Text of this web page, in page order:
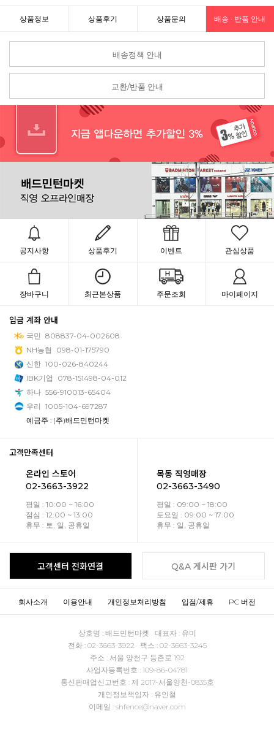
상품정보 상품후기 상품문의 배송 · 반품 안내
배송정책 안내
교환/반품 안내
공지사항 상품후기 이벤트 관심상품
장바구니 최근본상품 주문조회 마이페이지
입금 계좌 안내
국민 808837-04-002608
NH농협
098-01-175790
신한 100-026-840244
IBK기업
078-151498-04-012
하나 556-910013-65404
우리 1005-104-697287
예금주 : (주)배드민턴마켓
고객만족센터
온라인 스토어
02-3663-3922
평일 : 10:00 ~ 16:00
점심 : 12:00 ~ 13:00
휴무 : 토, 일, 공휴일
목동 직영매장
02-3663-3490
평일 : 09:00 ~ 18:00
토요일 : 09:00 ~ 17:00
휴무 : 일, 공휴일
고객센터 전화연결 Q&A 게시판 가기
회사소개 이용안내 개인정보처리방침 입점/제휴 PC 버전
상호명 : 배드민턴마켓 대표자 : 유미
전화 : 02-3663-3922 팩스 : 02-3663-3245
주소 : 서울 양천구 등촌로 192
사업자등록번호 : 109-86-04781
통신판매업신고번호 : 제 2017-서울양천-0835호
개인정보책임자 : 유인철
이메일 : shfence@naver.com